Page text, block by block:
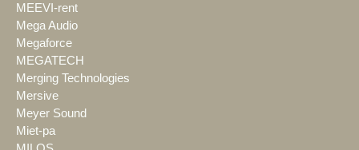
MEEVI-rent
Mega Audio
Megaforce
MEGATECH
Merging Technologies
Mersive
Meyer Sound
Miet-pa